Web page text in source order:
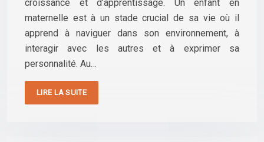
croissance et d’apprentissage. Un enfant en
maternelle est à un stade crucial de sa vie où il
apprend à naviguer dans son environnement, à
interagir avec les autres et à exprimer sa
personnalité. Au…
LIRE LA SUITE